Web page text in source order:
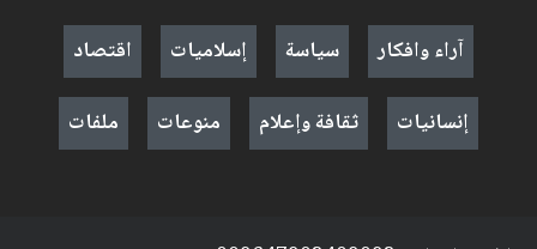
آراء وافكار
سياسة إسلاميات
اقتصاد
إنسانيات
ثقافة وإعلام منوعات ملفات